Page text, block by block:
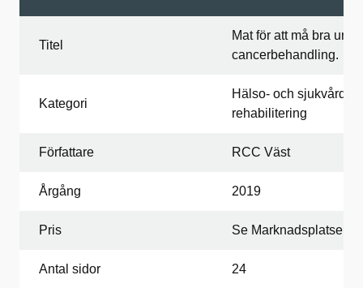
Titel
Mat för att må bra
cancerbehandling.
Kategori
Hälso- och sjukvård,
rehabilitering
Författare RCC Väst
Årgång 2019
Pris Se Marknadsplatsen
Antal sidor 24